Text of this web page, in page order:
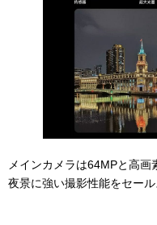
メインカメラは64MPと高画
夜景に強い撮影性能をセー